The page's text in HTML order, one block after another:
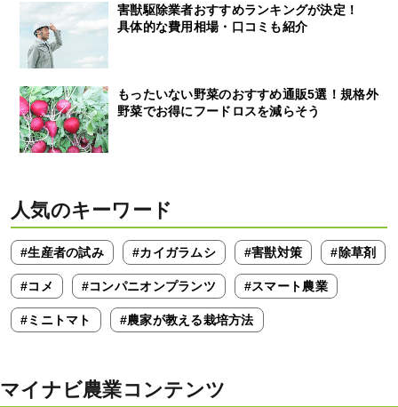
害獣駆除業者おすすめランキングが決定！
具体的な費用相場・口コミも紹介
もったいない野菜のおすすめ通販5選！規格外
野菜でお得にフードロスを減らそう
人気のキーワード
#生産者の試み #カイガラムシ #害獣対策 #除草剤
#コメ #コンパニオンプランツ #スマート農業
#ミニトマト #農家が教える栽培方法
マイナビ農業コンテンツ